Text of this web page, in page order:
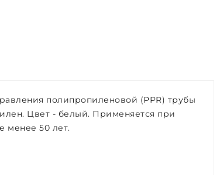
полипропиленовой (PPR) трубы
Цвет - белый. Применяется при
менее 50 лет.